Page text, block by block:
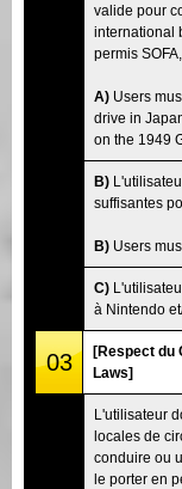
valide pour
international
permis
A) Users
drive in
on the 1949
B)
suffisantes
B) Users
C)
à Nintendo
03
[Respect du
Laws]
L'utilisateur
locales de
conduire ou
le porter en